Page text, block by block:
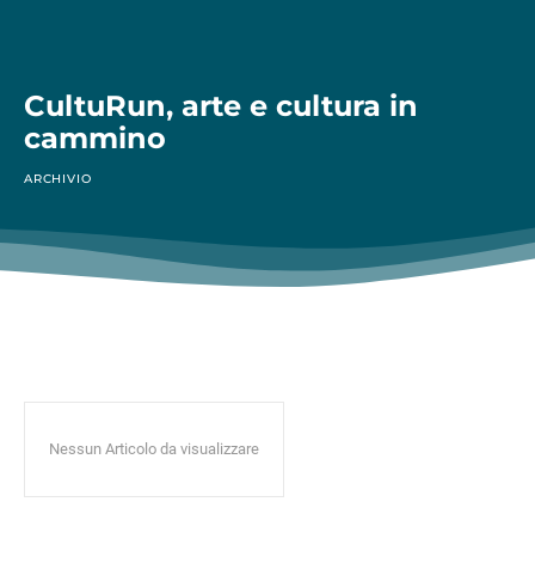
CultuRun, arte e cultura in
cammino
ARCHIVIO
Nessun Articolo da visualizzare